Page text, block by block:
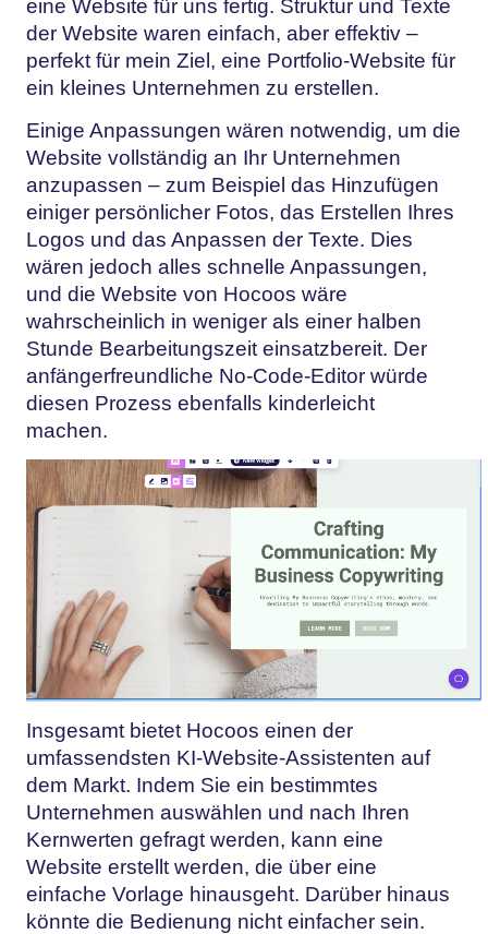
eine Website für uns fertig. Struktur und Texte
der Website waren einfach, aber effektiv –
perfekt für mein Ziel, eine Portfolio-Website für
ein kleines Unternehmen zu erstellen.
Einige Anpassungen wären notwendig, um die
Website vollständig an Ihr Unternehmen
anzupassen – zum Beispiel das Hinzufügen
einiger persönlicher Fotos, das Erstellen Ihres
Logos und das Anpassen der Texte. Dies
wären jedoch alles schnelle Anpassungen,
und die Website von Hocoos wäre
wahrscheinlich in weniger als einer halben
Stunde Bearbeitungszeit einsatzbereit. Der
anfängerfreundliche No-Code-Editor würde
diesen Prozess ebenfalls kinderleicht
machen.
Insgesamt bietet Hocoos einen der
umfassendsten KI-Website-Assistenten auf
dem Markt. Indem Sie ein bestimmtes
Unternehmen auswählen und nach Ihren
Kernwerten gefragt werden, kann eine
Website erstellt werden, die über eine
einfache Vorlage hinausgeht. Darüber hinaus
könnte die Bedienung nicht einfacher sein.